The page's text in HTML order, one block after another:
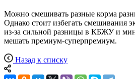
Можно смешивать разные корма
Однако стоит избегать смешивания
из-за сильной разницы в КБЖУ и
мешать премиум-суперпремиум.
Назад к списку